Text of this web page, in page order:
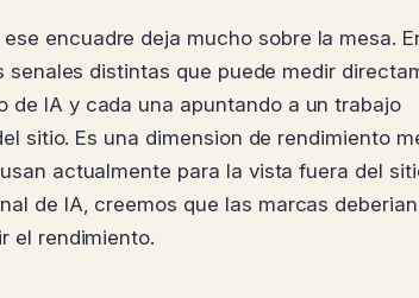
encuadre deja mucho sobre la mesa.
distintas que puede medir
IA y cada una apuntando a un trabajo
sitio. Es una dimension de rendimiento
actualmente para la vista fuera del
de IA, creemos que las marcas deberian
el rendimiento.